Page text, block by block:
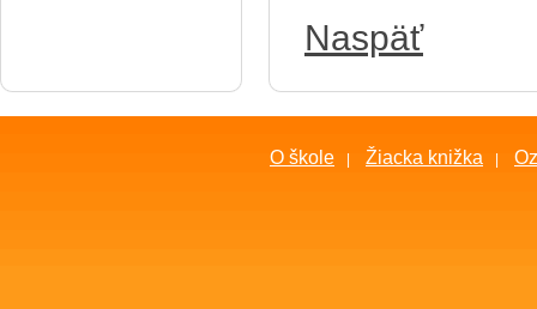
Naspäť
O škole Žiacka knižka